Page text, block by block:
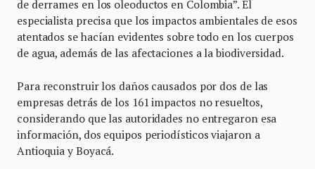
de derrames en los oleoductos en Colombia”. El
especialista precisa que los impactos ambientales de esos
atentados se hacían evidentes sobre todo en los cuerpos
de agua, además de las afectaciones a la biodiversidad.
Para reconstruir los daños causados por dos de las
empresas detrás de los 161 impactos no resueltos,
considerando que las autoridades no entregaron esa
información, dos equipos periodísticos viajaron a
Antioquia y Boyacá.